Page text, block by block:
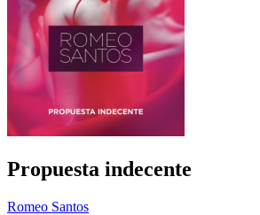
Propuesta indecente
Romeo Santos